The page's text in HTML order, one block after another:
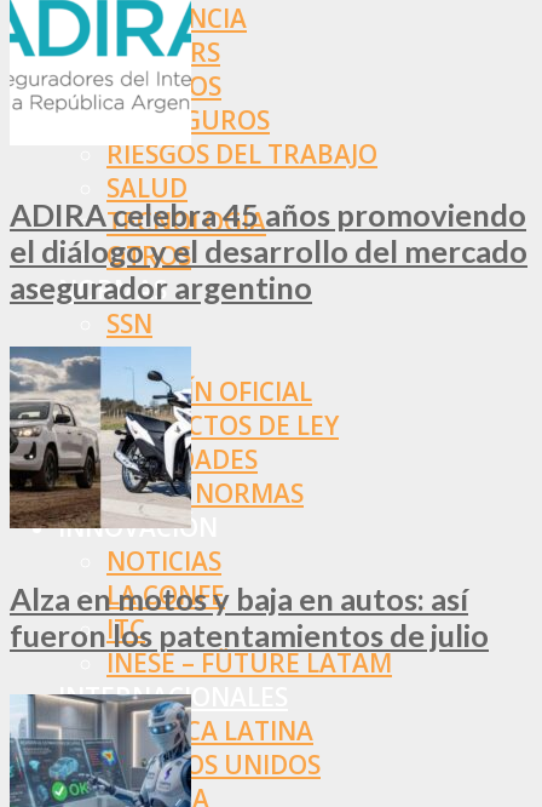
ASISTENCIA
BROKERS
SEGUROS
REASEGUROS
RIESGOS DEL TRABAJO
SALUD
TECNOLOGÍA
OTROS
NORMAS
SSN
SRT
BOLETÍN OFICIAL
PROYECTOS DE LEY
SOCIEDADES
OTRAS NORMAS
INNOVACIÓN
NOTICIAS
LA CONFE
ITC
INESE – FÜTURE LATAM
INTERNACIONALES
AMÉRICA LATINA
ESTADOS UNIDOS
EUROPA
ADIRA celebra 45 años promoviendo
el diálogo y el desarrollo del mercado
asegurador argentino
Alza en motos y baja en autos: así
fueron los patentamientos de julio